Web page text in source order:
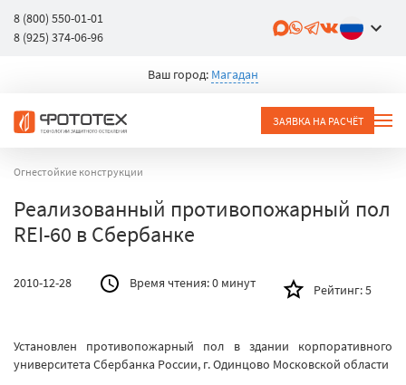
8 (800) 550-01-01
8 (925) 374-06-96
Ваш город: Магадан
ЗАЯВКА НА РАСЧЁТ
Огнестойкие конструкции
Реализованный противопожарный пол
REI-60 в Сбербанке
2010-12-28 Время чтения:0 минут Рейтинг:5
Установлен противопожарный пол в здании корпоративного
университета Сбербанка России, г. Одинцово Московской области